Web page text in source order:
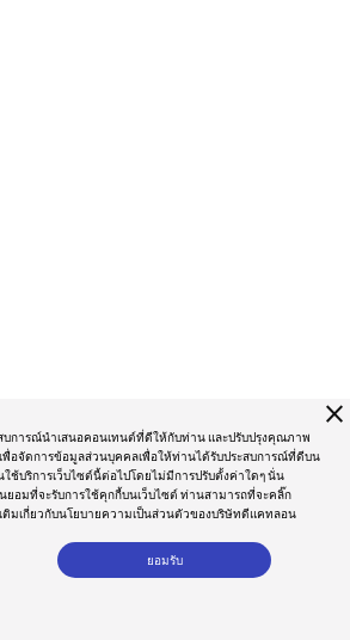
close
บการณ์นำเสนอคอนเทนต์ที่ดีให้กับท่าน และปรับปรุงคุณภาพ
พื่อจัดการข้อมูลส่วนบุคคลเพื่อให้ท่านได้รับประสบการณ์ที่ดีบน
ใช้บริการเว็บไซต์นี้ต่อไปโดยไม่มีการปรับตั้งค่าใดๆ นั่น
อมที่จะรับการใช้คุกกี้บนเว็บไซต์ ท่านสามารถที่จะคลิ๊ก
เติมเกี่ยวกับนโยบายความเป็นส่วนตัวของบริษัทดีแคทลอน
ยอมรับ